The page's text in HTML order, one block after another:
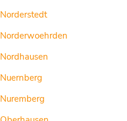
Norderstedt
Norderwoehrden
Nordhausen
Nuernberg
Nuremberg